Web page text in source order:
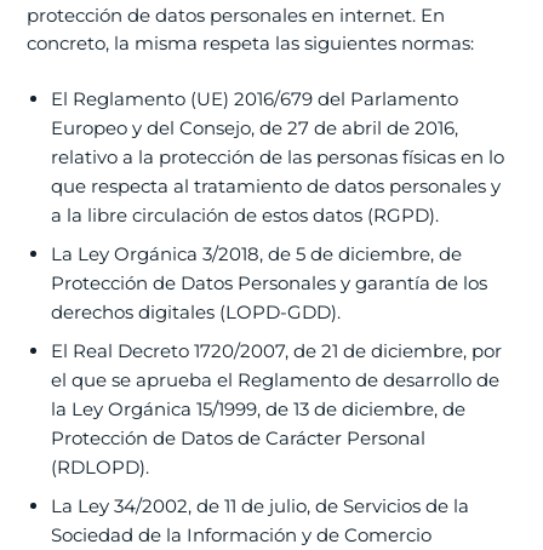
protección de datos personales en internet. En
concreto, la misma respeta las siguientes normas:
El Reglamento (UE) 2016/679 del Parlamento
Europeo y del Consejo, de 27 de abril de 2016,
relativo a la protección de las personas físicas en lo
que respecta al tratamiento de datos personales y
a la libre circulación de estos datos (RGPD).
La Ley Orgánica 3/2018, de 5 de diciembre, de
Protección de Datos Personales y garantía de los
derechos digitales (LOPD-GDD).
El Real Decreto 1720/2007, de 21 de diciembre, por
el que se aprueba el Reglamento de desarrollo de
la Ley Orgánica 15/1999, de 13 de diciembre, de
Protección de Datos de Carácter Personal
(RDLOPD).
La Ley 34/2002, de 11 de julio, de Servicios de la
Sociedad de la Información y de Comercio